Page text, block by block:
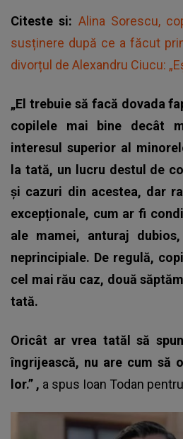
Citeste si: Alina Sorescu,
susținere după ce a făcut
divorțul de Alexandru Ciucu:
„El trebuie să facă dovada
copilele mai bine decât
interesul superior al
la tată, un lucru destul de
și cazuri din acestea, dar
excepționale, cum ar fi
ale mamei, anturaj
neprincipiale. De regulă,
cel mai rău caz, două
tată.
Oricât ar vrea tatăl să
îngrijească, nu are cum să
lor.” , a spus Ioan Todan pentru